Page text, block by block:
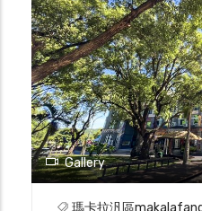
為「扛著祖靈的筆畫
豬、平地豬及雲豹，
統的四步舞。他說，
地豬代表非原住民族
茶部落精神，代表不
舞蹈，締結情誼。一
照，成為最熱門的打卡景點。 In
with Chunghwa
"Companions of
set up for visitors
Gallery